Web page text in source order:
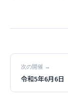
次の開催 →
令和5年6月6